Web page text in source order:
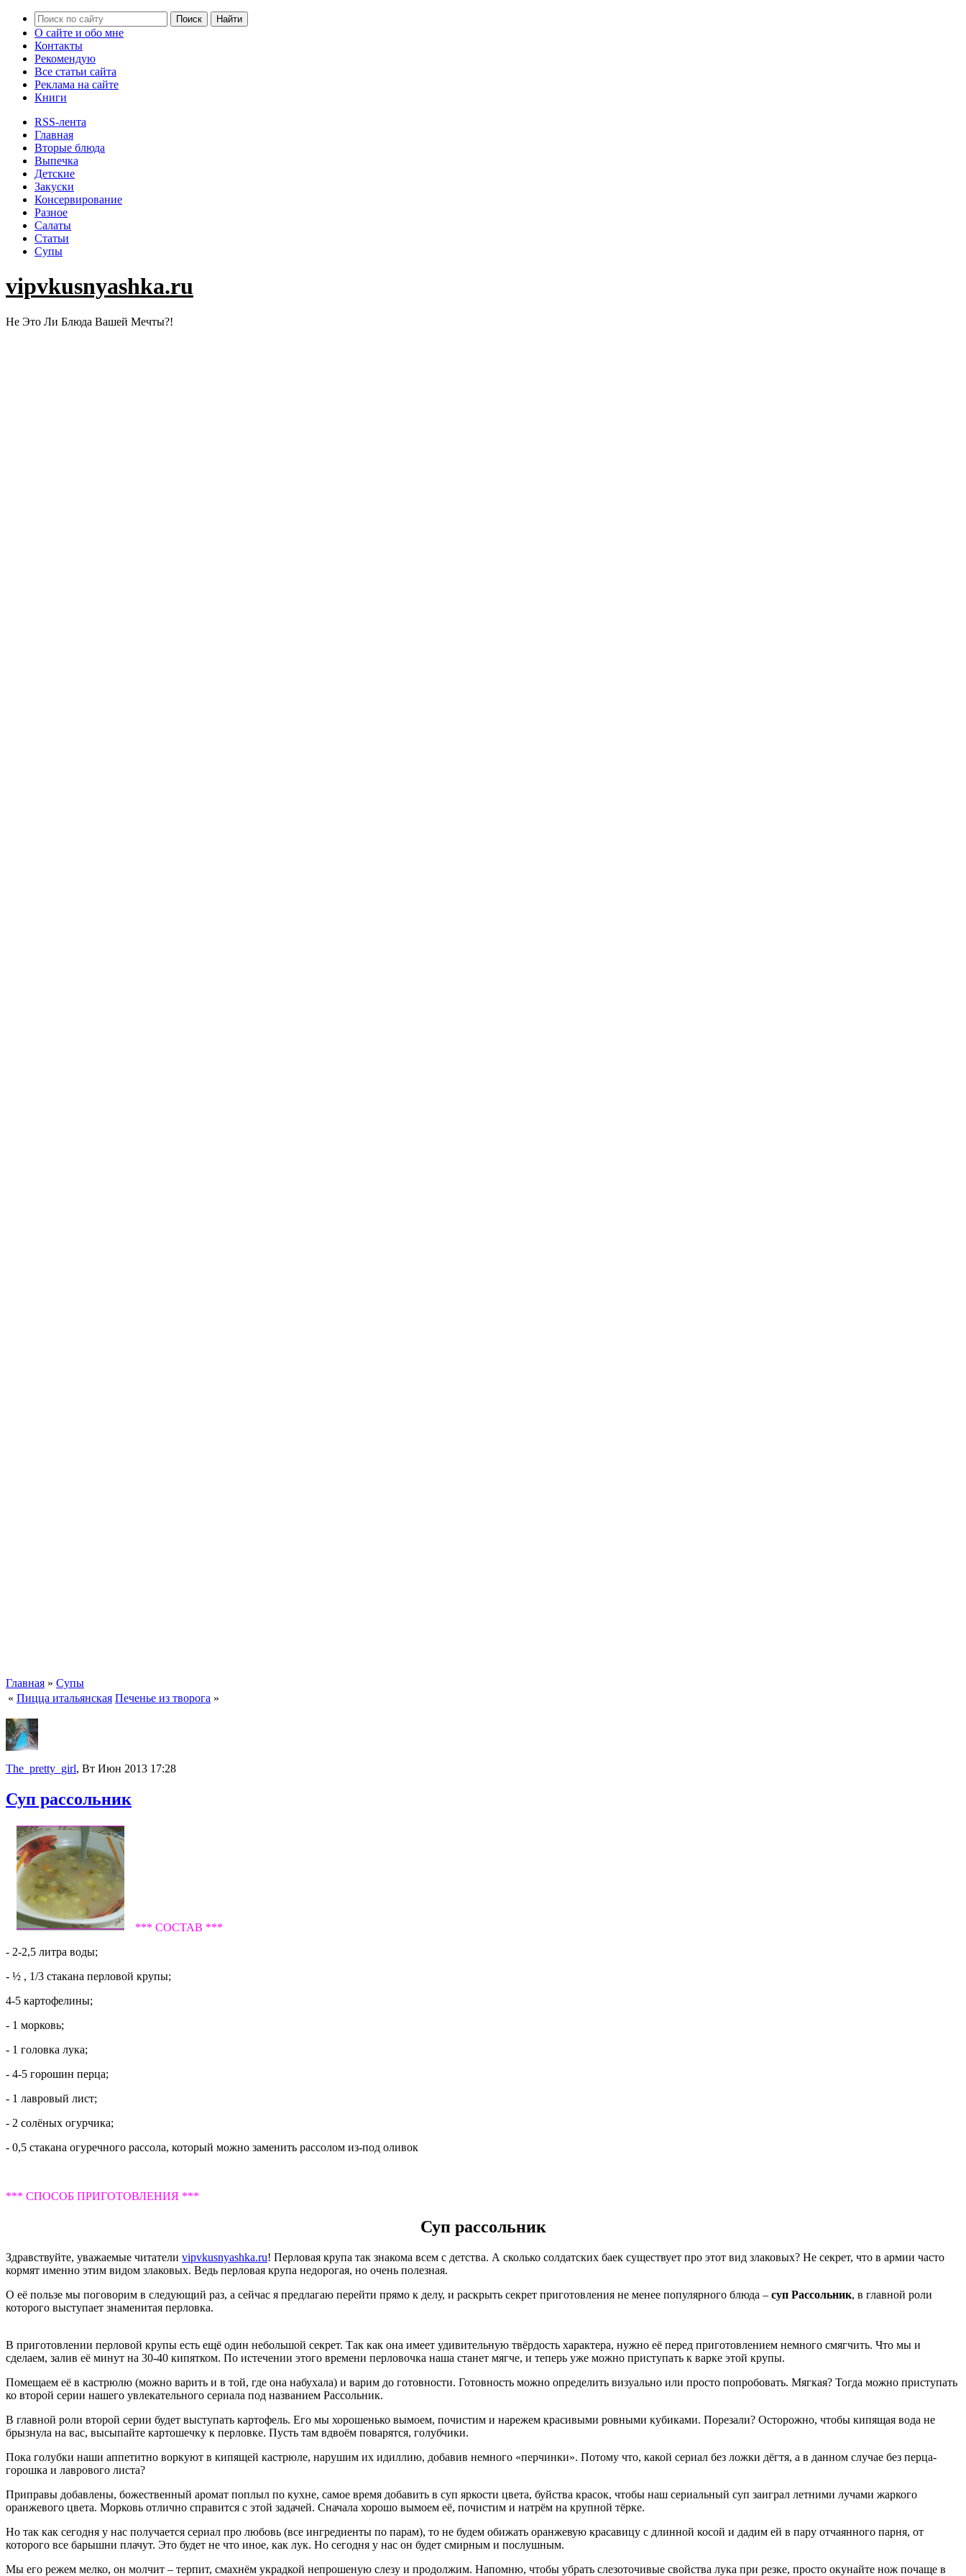
О сайте и обо мне
Контакты
Рекомендую
Все статьи сайта
Реклама на сайте
Книги
RSS-лента
Главная
Вторые блюда
Выпечка
Детские
Закуски
Консервирование
Разное
Салаты
Статьи
Супы
vipvkusnyashka.ru
Не Это Ли Блюда Вашей Мечты?!
Главная » Супы
« Пицца итальянская Печенье из творога »
The_pretty_girl, Вт Июн 2013 17:28
Суп рассольник
*** СОСТАВ ***
- 2-2,5 литра воды;
- ½ , 1/3 стакана перловой крупы;
4-5 картофелины;
- 1 морковь;
- 1 головка лука;
- 4-5 горошин перца;
- 1 лавровый лист;
- 2 солёных огурчика;
- 0,5 стакана огуречного рассола, который можно заменить рассолом из-под оливок
*** СПОСОБ ПРИГОТОВЛЕНИЯ ***
Суп рассольник
Здравствуйте, уважаемые читатели vipvkusnyashka.ru! Перловая крупа так знакома всем с детства. А сколько солдатских баек существует про этот вид злаковых? Не секрет, что в армии часто
кормят именно этим видом злаковых. Ведь перловая крупа недорогая, но очень полезная.
О её пользе мы поговорим в следующий раз, а сейчас я предлагаю перейти прямо к делу, и раскрыть секрет приготовления не менее популярного блюда – суп Рассольник, в главной роли
которого выступает знаменитая перловка.
В приготовлении перловой крупы есть ещё один небольшой секрет. Так как она имеет удивительную твёрдость характера, нужно её перед приготовлением немного смягчить. Что мы и
сделаем, залив её минут на 30-40 кипятком. По истечении этого времени перловочка наша станет мягче, и теперь уже можно приступать к варке этой крупы.
Помещаем её в кастрюлю (можно варить и в той, где она набухала) и варим до готовности. Готовность можно определить визуально или просто попробовать. Мягкая? Тогда можно приступать
ко второй серии нашего увлекательного сериала под названием Рассольник.
В главной роли второй серии будет выступать картофель. Его мы хорошенько вымоем, почистим и нарежем красивыми ровными кубиками. Порезали? Осторожно, чтобы кипящая вода не
брызнула на вас, высыпайте картошечку к перловке. Пусть там вдвоём поварятся, голубчики.
Пока голубки наши аппетитно воркуют в кипящей кастрюле, нарушим их идиллию, добавив немного «перчинки». Потому что, какой сериал без ложки дёгтя, а в данном случае без перца-
горошка и лаврового листа?
Приправы добавлены, божественный аромат поплыл по кухне, самое время добавить в суп яркости цвета, буйства красок, чтобы наш сериальный суп заиграл летними лучами жаркого
оранжевого цвета. Морковь отлично справится с этой задачей. Сначала хорошо вымоем её, почистим и натрём на крупной тёрке.
Но так как сегодня у нас получается сериал про любовь (все ингредиенты по парам), то не будем обижать оранжевую красавицу с длинной косой и дадим ей в пару отчаянного парня, от
которого все барышни плачут. Это будет не что иное, как лук. Но сегодня у нас он будет смирным и послушным.
Мы его режем мелко, он молчит – терпит, смахнём украдкой непрошеную слезу и продолжим. Напомню, чтобы убрать слезоточивые свойства лука при резке, просто окунайте нож почаще в